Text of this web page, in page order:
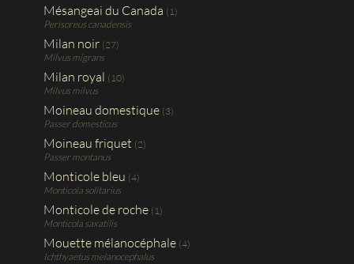
Mésangeai du Canada (1)
Perisoreus canadensis
Milan noir (27)
Milvus migrans
Milan royal (10)
Milvus milvus
Moineau domestique (3)
Passer domesticus
Moineau friquet (2)
Passer montanus
Monticole bleu (4)
Monticola solitarius
Monticole de roche (1)
Monticola saxatilis
Mouette mélanocéphale (4)
Ichthyaetus melanocephalus